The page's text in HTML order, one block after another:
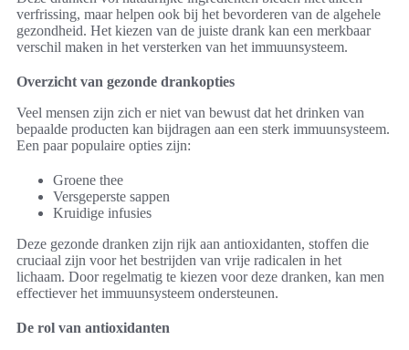
verfrissing, maar helpen ook bij het bevorderen van de algehele
gezondheid. Het kiezen van de juiste drank kan een merkbaar
verschil maken in het versterken van het immuunsysteem.
Overzicht van gezonde drankopties
Veel mensen zijn zich er niet van bewust dat het drinken van
bepaalde producten kan bijdragen aan een sterk immuunsysteem.
Een paar populaire opties zijn:
Groene thee
Versgeperste sappen
Kruidige infusies
Deze gezonde dranken zijn rijk aan antioxidanten, stoffen die
cruciaal zijn voor het bestrijden van vrije radicalen in het
lichaam. Door regelmatig te kiezen voor deze dranken, kan men
effectiever het immuunsysteem ondersteunen.
De rol van antioxidanten